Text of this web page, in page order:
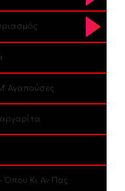
Αγαπούσες
Όπου Κι Αν Πας